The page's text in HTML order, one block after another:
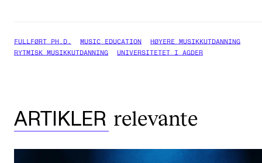
FULLFØRT PH.D. MUSIC EDUCATION
HØYERE MUSIKKUTDANNING
RYTMISK MUSIKKUTDANNING
UNIVERSITETET I AGDER
ARTIKLER relevante